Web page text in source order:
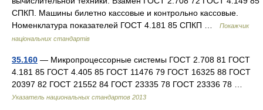
СПКП. Машины билетно кассовые и контрольно кассовые.
Номенклатура показателей ГОСТ 4.181 85 СПКП …
Покажчик
національних стандартів
35.160 — Микропроцессорные системы ГОСТ 2.708 81 ГОСТ
4.181 85 ГОСТ 4.405 85 ГОСТ 11476 79 ГОСТ 16325 88 ГОСТ
20397 82 ГОСТ 21552 84 ГОСТ 23335 78 ГОСТ 23336 78 …
Указатель национальных стандартов 2013